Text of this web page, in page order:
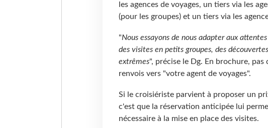
les agences de voyages, un tiers via les
(pour les groupes) et un tiers via les
"Nous essayons de nous adapter aux
des visites en petits groupes, des
extrêmes", précise le Dg. En brochure,
renvois vers "votre agent de voyages".
Si le croisiériste parvient à proposer un
c'est que la réservation anticipée lui
nécessaire à la mise en place des visites.